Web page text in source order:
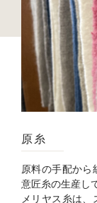
原糸
原料の手配から
意匠糸の生産し
メリヤス糸は、